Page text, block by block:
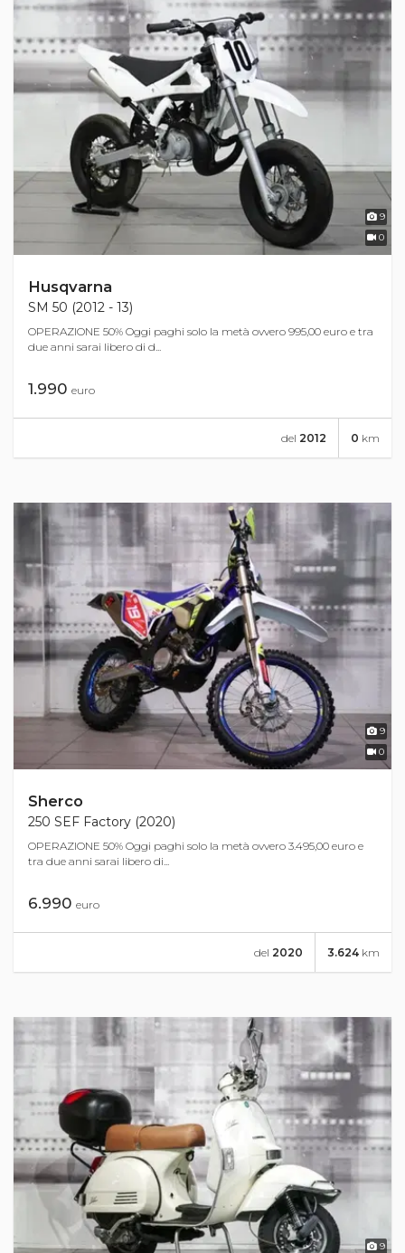
9
0
Husqvarna
SM 50 (2012 - 13)
OPERAZIONE 50% Oggi paghi solo la metà ovvero 995,00 euro e tra
due anni sarai libero di d...
1.990 euro
0 km
del 2012
9
0
Sherco
250 SEF Factory (2020)
OPERAZIONE 50% Oggi paghi solo la metà ovvero 3.495,00 euro e
tra due anni sarai libero di...
6.990 euro
3.624 km
del 2020
9